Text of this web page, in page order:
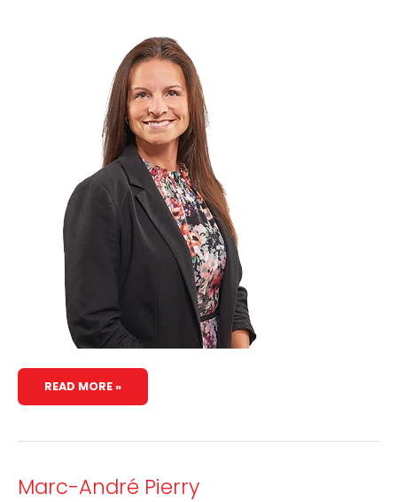
READ MORE »
Marc-André Pierry
MARC-
ANDRÉ